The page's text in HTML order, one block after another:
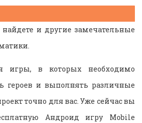
и другие замечательные
игры, в которых необходимо
героев и выполнять различные
точно для вас. Уже сейчас вы
Андроид игру Mobile